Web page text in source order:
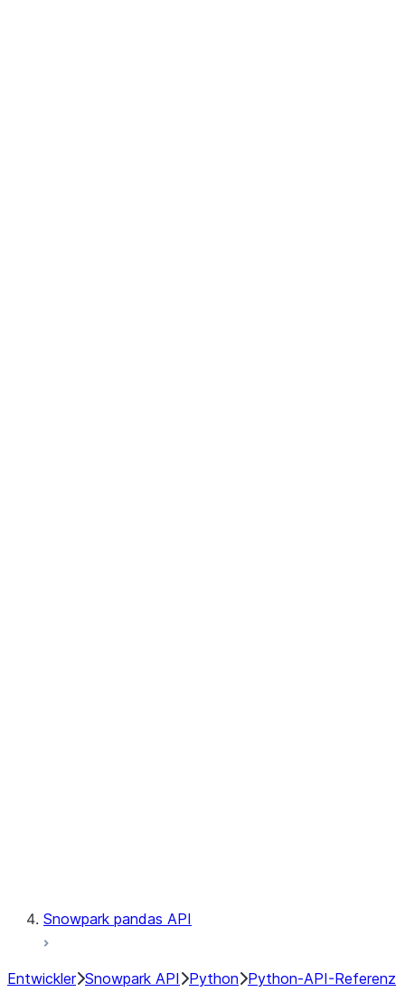
Snowpark pandas API
Entwickler Snowpark API Python Python-API-Referenz